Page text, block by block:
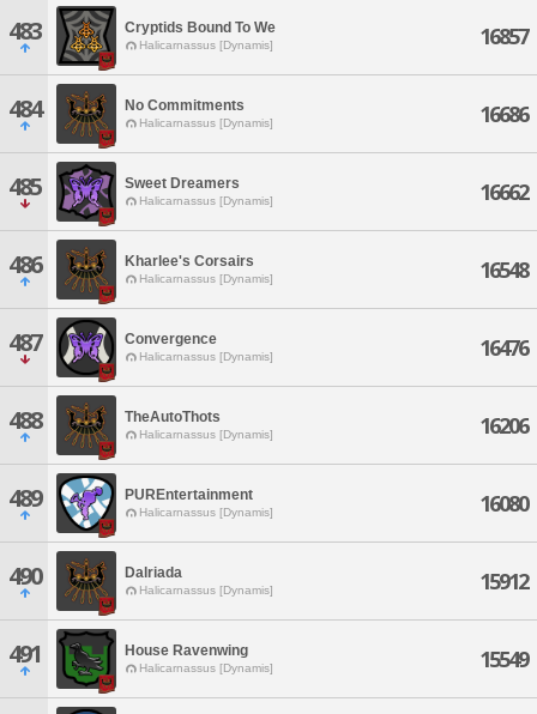
483 Cryptids Bound To We
Halicarnassus [Dynamis] 16857
484 No Commitments
Halicarnassus [Dynamis] 16686
485 Sweet Dreamers
Halicarnassus [Dynamis] 16662
486 Kharlee's Corsairs
Halicarnassus [Dynamis] 16548
487 Convergence
Halicarnassus [Dynamis] 16476
488 TheAutoThots
Halicarnassus [Dynamis] 16206
489 PUREntertainment
Halicarnassus [Dynamis] 16080
490 Dalriada
Halicarnassus [Dynamis] 15912
491 House Ravenwing
Halicarnassus [Dynamis] 15549